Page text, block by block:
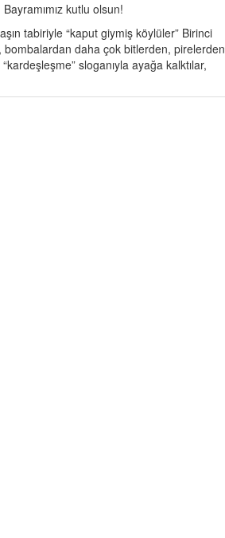
Bayramımız kutlu olsun!
tabiriyle “kaput giymiş köylüler” Birinci
bombalardan daha çok bitlerden, pirelerden
sloganıyla ayağa kalktılar,